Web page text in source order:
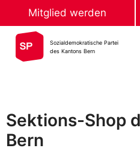
Mitglied werden
Sozialdemokratische Partei
des Kantons Bern
Sektions-Shop
Bern